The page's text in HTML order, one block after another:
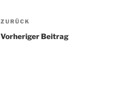
Beitragsnavigation
Vorheriger
Beitrag
ZURÜCK
Vorheriger Beitrag